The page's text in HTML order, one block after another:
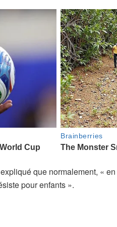
que normalement, «
pour enfants ».